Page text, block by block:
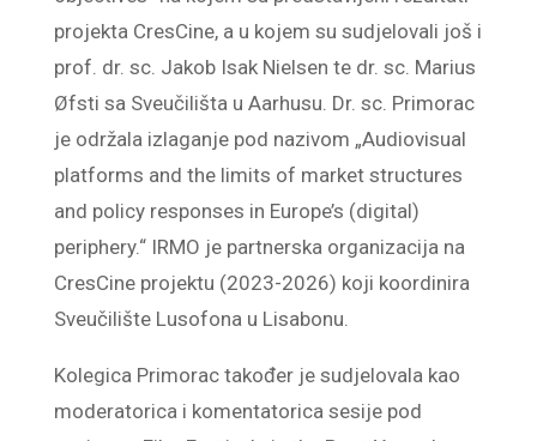
projekta CresCine, a u kojem su sudjelovali još i
prof. dr. sc. Jakob Isak Nielsen te dr. sc. Marius
Øfsti sa Sveučilišta u Aarhusu. Dr. sc. Primorac
je održala izlaganje pod nazivom „Audiovisual
platforms and the limits of market structures
and policy responses in Europe’s (digital)
periphery.“ IRMO je partnerska organizacija na
CresCine projektu (2023-2026) koji koordinira
Sveučilište Lusofona u Lisabonu.
Kolegica Primorac također je sudjelovala kao
moderatorica i komentatorica sesije pod